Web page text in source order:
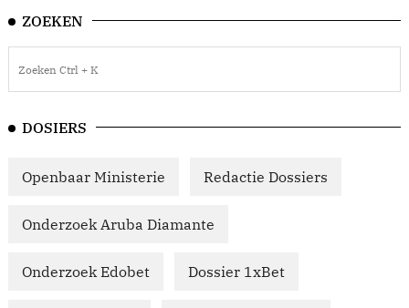
ZOEKEN
DOSIERS
Openbaar Ministerie Redactie Dossiers
Onderzoek Aruba Diamante
Onderzoek Edobet Dossier 1xBet